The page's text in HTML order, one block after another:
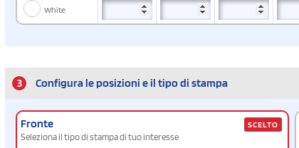
White
3 Configura le posizioni e il tipo di stampa
Fronte
Seleziona il tipo di stampa di tuo interesse
SCELTO